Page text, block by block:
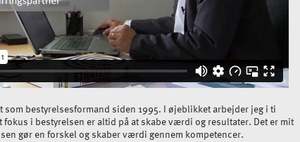
som bestyrelsesformand siden 1995. I øjeblikket arbejder jeg i ti
fokus i bestyrelsen er altid på at skabe værdi og resultater. Det er mit
gør en forskel og skaber værdi gennem kompetencer.